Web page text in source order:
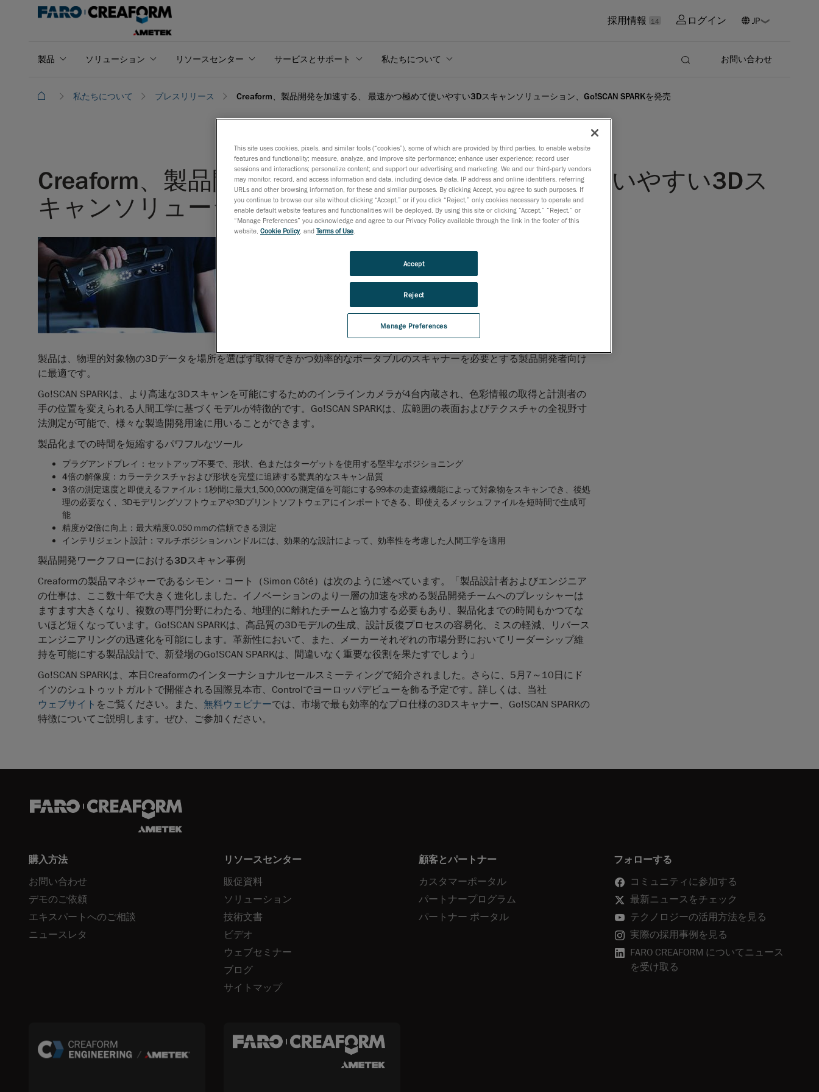
採用情報 14 ログイン
製品 ソリューション リソースセンター サービスとサポート 私たちについて お問い合わせ
私たちについて プレスリリース Creaform、製品開発を加速する、 最速かつ極めて使いやすい3Dスキャンソリューション、Go!SCAN SPARKを発売
Creaform、製品開発を加速する、 最速かつ極めて使いやすい3Dス
キャンソリューション、Go!SCAN SPARKを発売
比類ないスピード、使いやすさ、製品開発者およびエンジニアのニーズに最適の
3Dスキャンエクスペリエンスを特徴とする、Go!SCAN 3Dの最新世代
ポータブルかつ自動化した3D測定ソリューションの分野で世界をリードする
Creaformは、Go!SCAN 3D™を全面的に改良したGo!SCAN SPARK™の発売を本日発
製品は、物理的対象物の3Dデータを場所を選ばず取得できかつ効率的なポータブルのスキャナーを必要とする製品開発者向け
に最適です。
Go!SCAN SPARKは、より高速な3Dスキャンを可能にするためのインラインカメラが4台内蔵され、色彩情報の取得と計測者の
手の位置を変えられる人間工学に基づくモデルが特徴的です。Go!SCAN SPARKは、広範囲の表面およびテクスチャの全視野寸
法測定が可能で、様々な製造開発用途に用いることができます。
製品化までの時間を短縮するパワフルなツール
プラグアンドプレイ ：セットアップ不要で、形状、色またはターゲットを使用する堅牢なポジショニング
4倍の解像度 ： カラーテクスチャおよび形状を完璧に追跡する驚異的なスキャン品質
3倍の測定速度と即使えるファイル ： 1秒間に最大1,500,000の測定値を可能にする99本の走査線機能によって対象物をスキャンでき、後処
理の必要なく、3Dモデリングソフトウェアや3Dプリントソフトウェアにインポートできる、即使えるメッシュファイルを短時間で生成可
能
精度が2倍に向上 ： 最大精度0.050 mmの信頼できる測定
インテリジェント設計 ：マルチポジションハンドルには、効果的な設計によって、効率性を考慮した人間工学を適用
製品開発ワークフローにおける3Dスキャン事例
Creaformの製品マネジャーであるシモン・コート（Simon Côté）は次のように述べています。「製品設計者およびエンジニア
の仕事は、ここ数十年で大きく進化しました。イノベーションのより一層の加速を求める製品開発チームへのプレッシャーは
ますます大きくなり、複数の専門分野にわたる、地理的に離れたチームと協力する必要もあり、製品化までの時間もかつてな
いほど短くなっています。Go!SCAN SPARKは、高品質の3Dモデルの生成、設計反復プロセスの容易化、ミスの軽減、リバース
エンジニアリングの迅速化を可能にします。革新性において、また、メーカーそれぞれの市場分野においてリーダーシップ維
持を可能にする製品設計で、新登場のGo!SCAN SPARKは、間違いなく重要な役割を果たすでしょう」
Go!SCAN SPARKは、本日Creaformのインターナショナルセールスミーティングで紹介されました。さらに、5月7～10日にド
イツのシュトゥットガルトで開催される国際見本市、Controlでヨーロッパデビューを飾る予定です。詳しくは、当社
ウェブサイト をご覧ください。また、 無料ウェビナーでは、市場で最も効率的なプロ仕様の3Dスキャナー、Go!SCAN SPARKの
特徴についてご説明します。ぜひ、ご参加ください。
購入方法
お問い合わせ
デモのご依頼
エキスパートへのご相談
ニュースレタ
リソースセンター
販促資料
ソリューション
技術文書
ビデオ
ウェブセミナー
ブログ
サイトマップ
顧客とパートナー
カスタマーポータル
パートナープログラム
パートナー ポータル
フォローする
コミュニティに参加する
最新ニュースをチェック
テクノロジーの活用方法を見る
実際の採用事例を見る
FARO CREAFORM についてニュース
を受け取る
This site uses cookies, pixels, and similar tools (“cookies”), some of which are provided by third parties, to enable website
features and functionality; measure, analyze, and improve site performance; enhance user experience; record user
sessions and interactions; personalize content; and support our advertising and marketing. We and our third-party vendors
may monitor, record, and access information and data, including device data, IP address and online identifiers, referring
URLs and other browsing information, for these and similar purposes. By clicking Accept, you agree to such purposes. If
you continue to browse our site without clicking “Accept,” or if you click “Reject,” only cookies necessary to operate and
enable default website features and functionalities will be deployed. By using this site or clicking “Accept,” “Reject,” or
“Manage Preferences” you acknowledge and agree to our Privacy Policy available through the link in the footer of this
website, Cookie Policy, and Terms of Use
Manage Preferences
Reject
Accept